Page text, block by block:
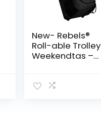
New- Rebels®
Roll-able Trolley
Weekendtas –
Cm – Zwart